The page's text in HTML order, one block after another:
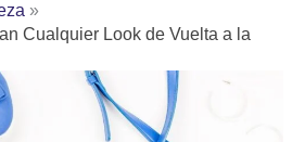
Cualquier Look de Vuelta a la